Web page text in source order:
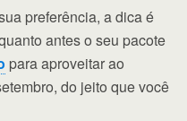
preferência, a dica é
antes o seu pacote
para aproveitar ao
do jeito que você